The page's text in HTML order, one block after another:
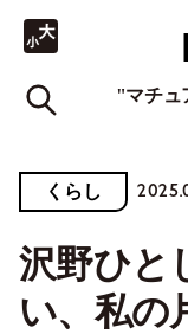
"マチュ
くらし
沢野ひと
い、私の